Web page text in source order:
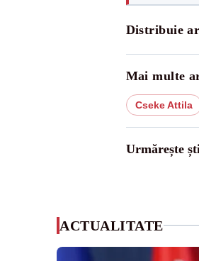
Distribuie
Mai multe
Cseke Attila
Urmărește
ACTUALITATE